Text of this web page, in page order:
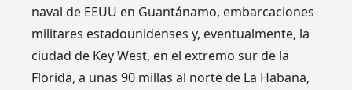
naval de EEUU en Guantánamo, embarcaciones
militares estadounidenses y, eventualmente, la
ciudad de Key West, en el extremo sur de la
Florida, a unas 90 millas al norte de La Habana,